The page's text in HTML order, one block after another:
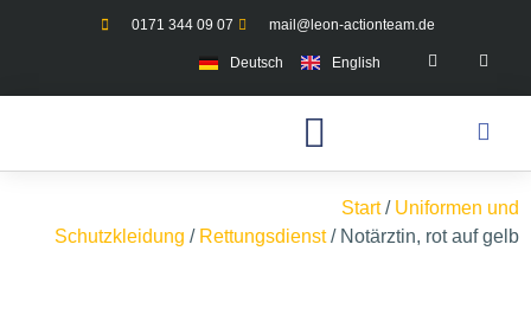
0171 344 09 07 mail@leon-actionteam.de
Deutsch English
Start/ Uniformen und
Schutzkleidung / Rettungsdienst/ Notärztin, rot auf gelb